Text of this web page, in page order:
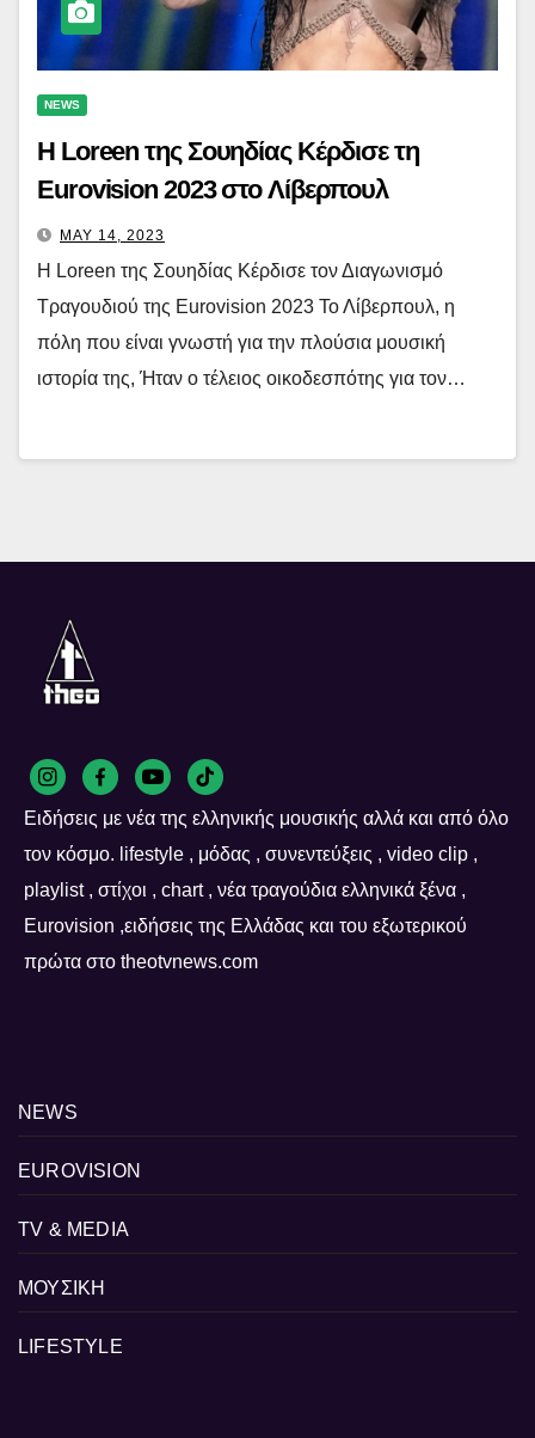
NEWS
Η Loreen της Σουηδίας Κέρδισε τη
Eurovision 2023 στο Λίβερπουλ
MAY 14, 2023
Η Loreen της Σουηδίας Κέρδισε τον Διαγωνισμό
Τραγουδιού της Eurovision 2023 Το Λίβερπουλ, η
πόλη που είναι γνωστή για την πλούσια μουσική
ιστορία της, Ήταν ο τέλειος οικοδεσπότης για τον…
Ειδήσεις με νέα της ελληνικής μουσικής αλλά και από όλο
τον κόσμο. lifestyle , μόδας , συνεντεύξεις , video clip ,
playlist , στίχοι , chart , νέα τραγούδια ελληνικά ξένα ,
Eurovision ,ειδήσεις της Ελλάδας και του εξωτερικού
πρώτα στο theotvnews.com
NEWS
EUROVISION
TV & MEDIA
ΜΟΥΣΙΚΗ
LIFESTYLE